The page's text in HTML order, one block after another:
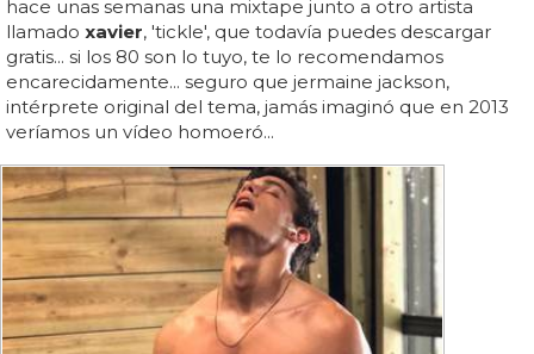
hace unas semanas una mixtape junto a otro artista
llamado xavier, 'tickle', que todavía puedes descargar
gratis... si los 80 son lo tuyo, te lo recomendamos
encarecidamente... seguro que jermaine jackson,
intérprete original del tema, jamás imaginó que en 2013
veríamos un vídeo homoeró...